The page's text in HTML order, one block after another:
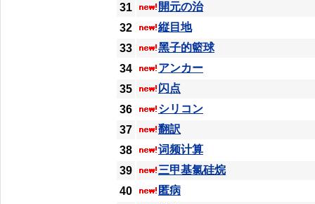
31
開元の治
32
縦目地
33
黑子的籃球
34
アンカー
35
闪点
36
シリコン
37
翻訳
38
词频计算
39
三甲基氯硅烷
40
匿病